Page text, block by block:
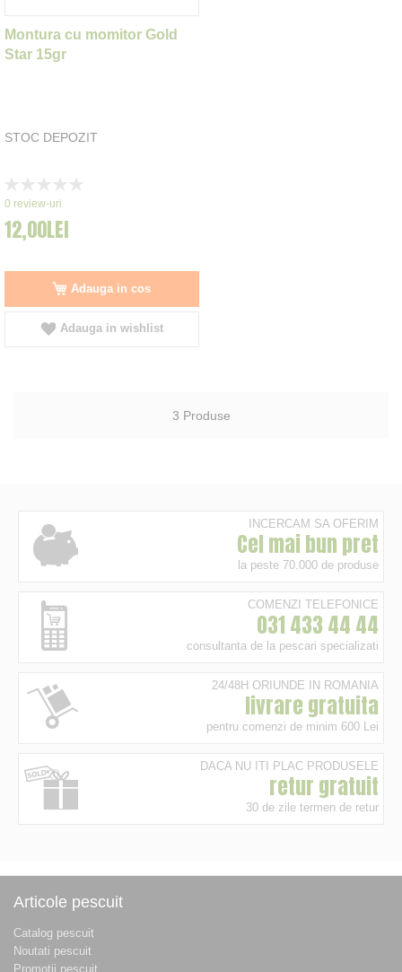
Montura cu momitor Gold
Star 15gr
STOC DEPOZIT
0%
0 review-uri
12,00LEI
Adauga in cos
Adauga in wishlist
3 Produse
INCERCAM SA OFERIM
Cel mai bun pret
la peste 70.000 de produse
COMENZI TELEFONICE
031 433 44 44
consultanta de la pescari specializati
24/48H ORIUNDE IN ROMANIA
livrare gratuita
pentru comenzi de minim 600 Lei
DACA NU ITI PLAC PRODUSELE
retur gratuit
30 de zile termen de retur
Articole pescuit
Catalog pescuit
Noutati pescuit
Promotii pescuit